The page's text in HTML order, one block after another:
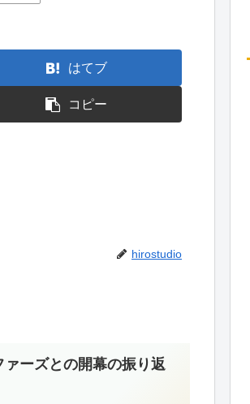
はてブ
コピー
hirostudio
ーズとの開幕の振り返